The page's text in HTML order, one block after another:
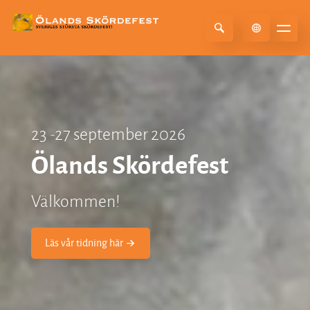
23 -27 september 2026
Ölands Skördefest
Välkommen!
Läs vår tidning här